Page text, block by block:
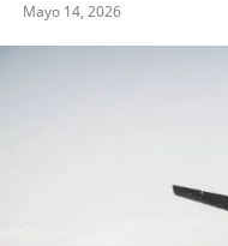
Mayo 14, 2026